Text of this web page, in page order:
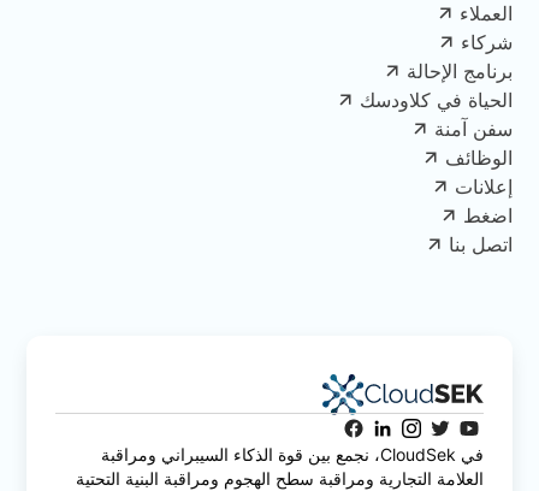
العملاء
شركاء
برنامج الإحالة
الحياة في كلاودسك
سفن آمنة
الوظائف
إعلانات
اضغط
اتصل بنا
في CloudSek، نجمع بين قوة الذكاء السيبراني ومراقبة
العلامة التجارية ومراقبة سطح الهجوم ومراقبة البنية التحتية